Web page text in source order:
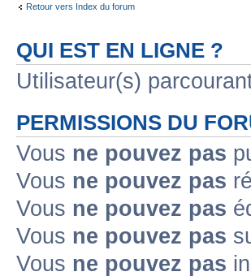
Retour vers Index du forum
QUI EST EN LIGNE ?
Utilisateur(s)
PERMISSIONS DU
Vous ne pouvez pas
Vous ne pouvez pas
Vous ne pouvez pas
Vous ne pouvez pas
Vous ne pouvez pas